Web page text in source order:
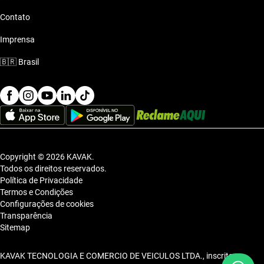
Contato
Imprensa
🇧🇷 Brasil
Copyright © 2026 KAVAK.
Todos os direitos reservados.
Política de Privacidade
Termos e Condições
Configurações de cookies
Transparência
Sitemap
KAVAK TECNOLOGIA E COMERCIO DE VEICULOS LTDA., inscrita no